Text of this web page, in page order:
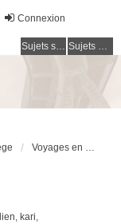
Connexion
Sujets sans réponse Sujets actifs
Voyages en Norvège
, kari,